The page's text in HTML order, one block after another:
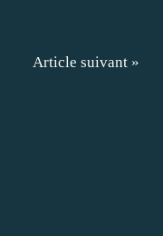
Article suivant »